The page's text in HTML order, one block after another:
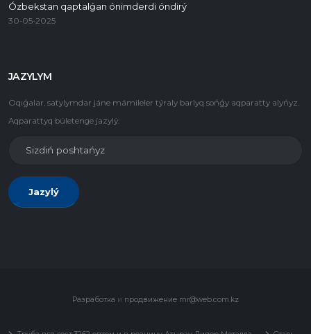
Ózbekstan qaptalǵan ónimderdi óndirý
30-05-2025
JAZYLYM
Oqıǵalar, satylymdar jáne mámileler týraly barlyq sońǵy aqparatty alyńyz.
Aqparattyq búletenge jazylý:
Jazylý
Разработка и продвижение mr@web.com.kz